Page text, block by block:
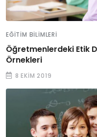
EĞITIM BILIMLERI
Öğretmenlerdeki Etik
Örnekleri
8 EKIM 2019